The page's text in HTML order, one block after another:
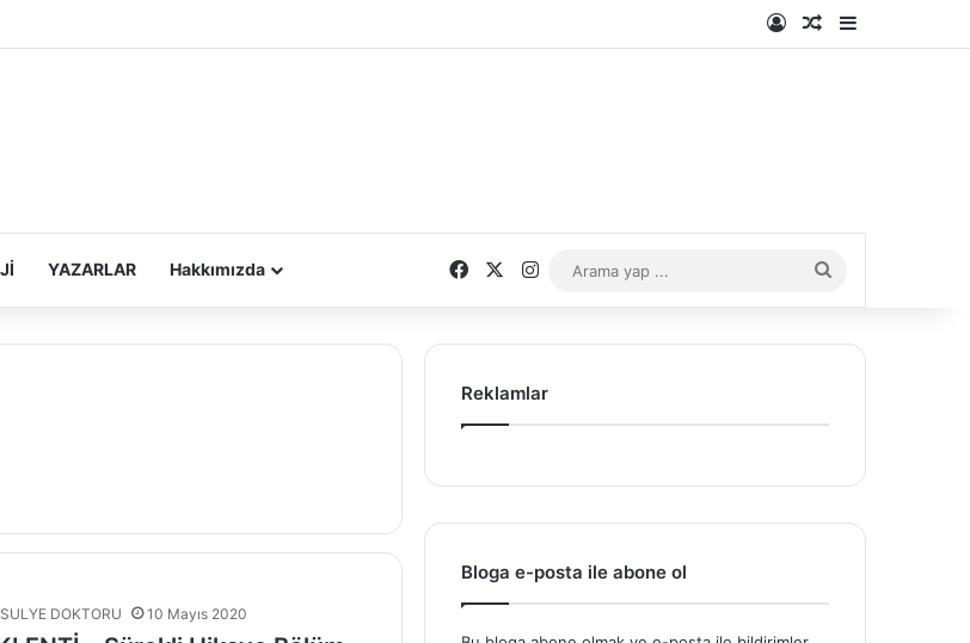
Kayıt OlRastgele Makale
Kenar
YAZARLAR Hakkımızda FacebookInstagram
yap
DOKTORU 10 Mayıs 2020
Reklamlar
Bloga e-posta ile abone ol